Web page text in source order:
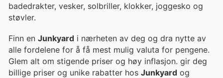
badedrakter, vesker, solbriller, klokker, joggesko og
støvler.
Finn en Junkyard i nærheten av deg og dra nytte av
alle fordelene for å få mest mulig valuta for pengene.
Glem alt om stigende priser og høy inflasjon. gir deg
billige priser og unike rabatter hos Junkyard og